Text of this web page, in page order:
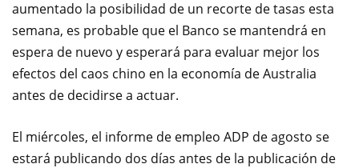
aumentado la posibilidad de un recorte de tasas esta
semana, es probable que el Banco se mantendrá en
espera de nuevo y esperará para evaluar mejor los
efectos del caos chino en la economía deAustralia
antes de decidirse a actuar.
El miércoles, el informe de empleo ADP deagosto se
estará publicando dos días antes de la publicación de